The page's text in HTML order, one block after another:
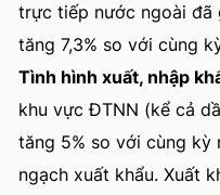
trực tiếp nước ngoài đã
tăng 7,3% so với cùng
Tình hình xuất, nhập
khu vực ĐTNN (kể cả
tăng 5% so với cùng kỳ
ngạch xuất khẩu. Xuất